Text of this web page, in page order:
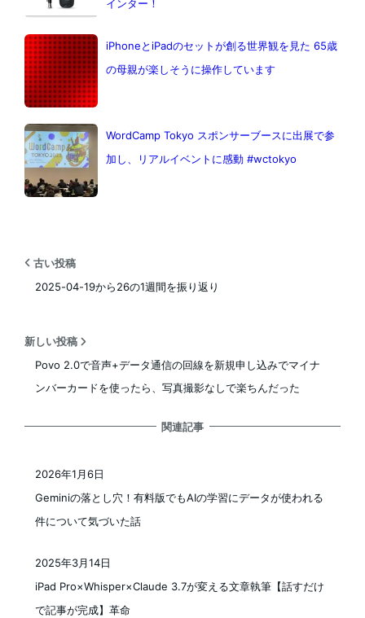
インター！
iPhoneとiPadのセットが創る世界観を見た 65歳
の母親が楽しそうに操作しています
WordCamp Tokyo スポンサーブースに出展で参
加し、リアルイベントに感動 #wctokyo
古い投稿
2025-04-19から26の1週間を振り返り
新しい投稿
Povo 2.0で音声+データ通信の回線を新規申し込みでマイナ
ンバーカードを使ったら、写真撮影なしで楽ちんだった
関連記事
Geminiの落とし穴！有料版でもAIの学習にデータが使われる
件について気づいた話
2026年1月6日
iPad Pro×Whisper×Claude 3.7が変える文章執筆【話すだけ
で記事が完成】革命
2025年3月14日